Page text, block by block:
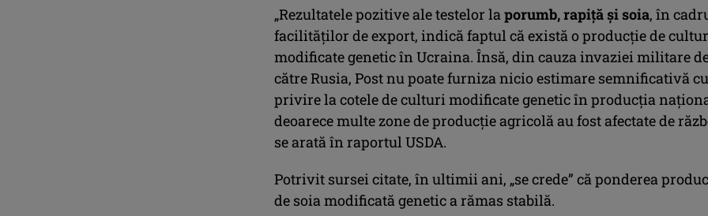
„Rezultatele pozitive ale testelor la porumb, rapiță și soia, în
facilităților de export, indică faptul că există o producție de
modificate genetic în Ucraina. Însă, din cauza invaziei militare
către Rusia, Post nu poate furniza nicio estimare semnificativă cu
privire la cotele de culturi modificate genetic în producția
deoarece multe zone de producție agricolă au fost afectate de
se arată în raportul USDA.
Potrivit sursei citate, în ultimii ani, „se crede” că ponderea
de soia modificată genetic a rămas stabilă.